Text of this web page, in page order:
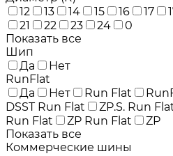
12
13 14 15 16 17
21
22 23 24
0
Показать все
Шип
Да
Нет
RunFlat
Да
Нет Run Flat
DSST Run Flat
ZP.S. Run
Run Flat
ZP Run Flat
ZP
Показать все
Коммерческие шины